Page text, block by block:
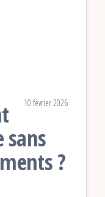
10 février 2026
sans
?